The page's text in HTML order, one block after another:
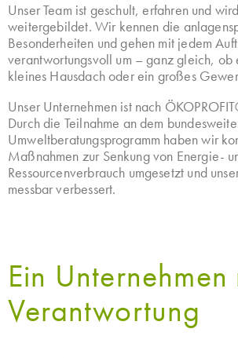
Unser Team ist geschult, erfahren und
weitergebildet. Wir kennen die
Besonderheiten und gehen mit jedem
verantwortungsvoll um – ganz gleich, ob
kleines Hausdach oder ein großes
Unser Unternehmen ist nach
Durch die Teilnahme an dem
Umweltberatungsprogramm haben wir
Maßnahmen zur Senkung von Energie-
Ressourcenverbrauch umgesetzt und
messbar verbessert.
Ein Unternehmen
Verantwortung